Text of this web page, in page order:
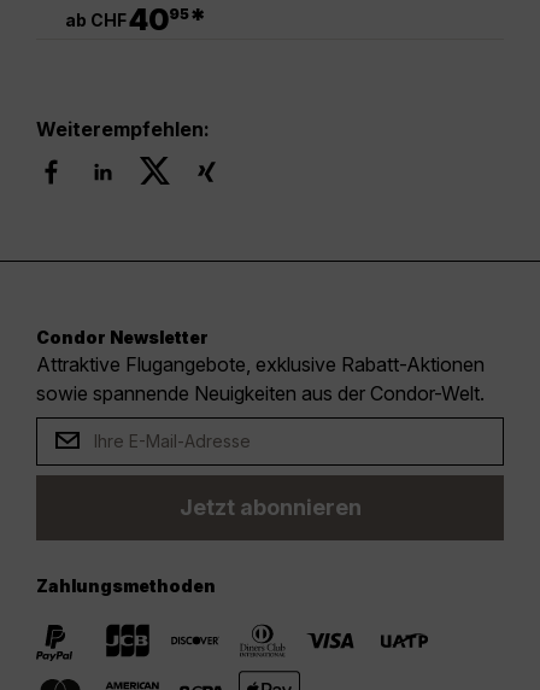
ab CHF4095*
Weiterempfehlen:
Condor Newsletter
Attraktive Flugangebote, exklusive Rabatt-Aktionen
sowie spannende Neuigkeiten aus der Condor-Welt.
Jetzt abonnieren
Zahlungsmethoden